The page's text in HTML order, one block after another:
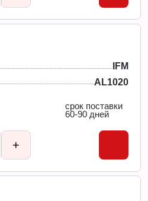
IFM
AL1020
срок поставки
60-90 дней
+